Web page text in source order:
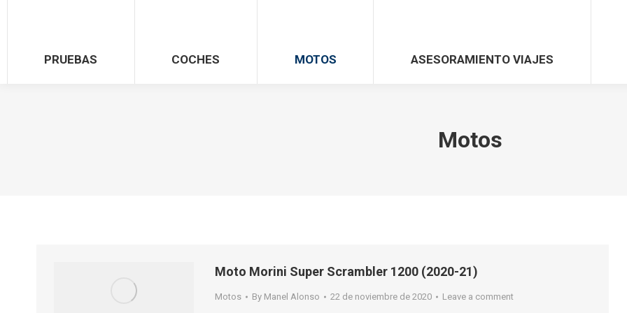
PRUEBAS COCHES MOTOS ASESORAMIENTO VIAJES
Motos
Moto Morini Super Scrambler 1200 (2020-21)
Motos By Manel Alonso 22 de noviembre de 2020 Leave a comment